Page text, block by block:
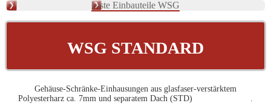
Liste Einbauteile WSG
WSG STANDARD
Gehäuse-Schränke-Einhausungen aus glasfaser-verstärktem
Polyesterharz ca. 7mm und separatem Dach (STD) .